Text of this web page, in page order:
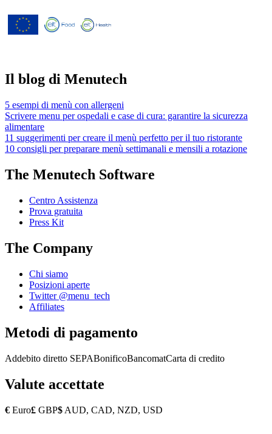
Il blog di Menutech
5 esempi di menù con allergeni
Scrivere menu per ospedali e case di cura: garantire la sicurezza
alimentare
11 suggerimenti per creare il menù perfetto per il tuo ristorante
10 consigli per preparare menù settimanali e mensili a rotazione
The Menutech Software
Centro Assistenza
Prova gratuita
Press Kit
The Company
Chi siamo
Posizioni aperte
Twitter @menu_tech
Affiliates
Metodi di pagamento
Addebito diretto SEPABonificoBancomatCarta di credito
Valute accettate
€ Euro£ GBP$ AUD, CAD, NZD, USD